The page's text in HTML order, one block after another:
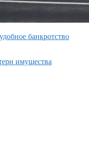
банкротство
имущества